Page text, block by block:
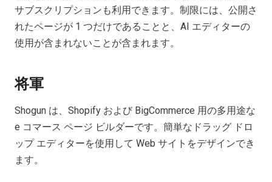
サブスクリプションも利用できます。制限には、公開さ
れたページが 1 つだけであることと、AI エディターの
使用が含まれないことが含まれます。
将軍
Shogun は、Shopify および BigCommerce 用の多用途な
e コマース ページ ビルダーです。簡単なドラッグ ドロ
ップ エディターを使用して Web サイトをデザインでき
ます。